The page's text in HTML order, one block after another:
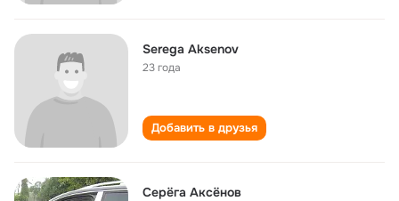
Serega Aksenov
23 года
Добавить в друзья
Серёга Аксёнов